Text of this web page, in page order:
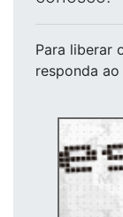
Para liberar
responda